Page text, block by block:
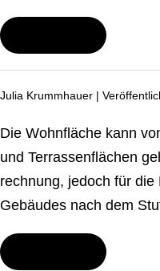
hoch
ist
CO₂-
nach
dem
Brenn­
emis­
si­
ons­
Julia Krummhauer |
Die Wohnfläche kann
und Ter­ras­sen­flä­chen
rech­nung, jedoch für
Gebäudes nach dem